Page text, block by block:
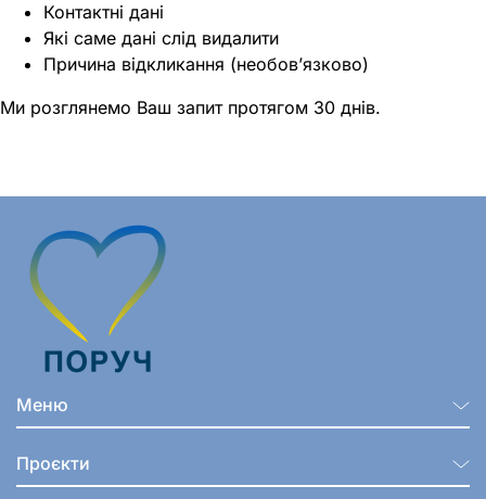
Контактні дані
Які саме дані слід видалити
Причина відкликання (необов’язково)
Ми розглянемо Ваш запит протягом 30 днів.
Меню
Проєкти